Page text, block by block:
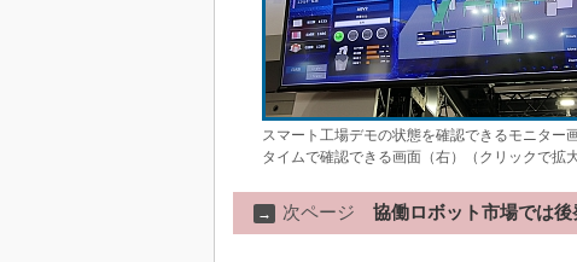
スマート工場デモの状態を確認できるモニター
タイムで確認できる画面（右）（クリックで拡大
→ 次ページ 協働ロボット市場では後